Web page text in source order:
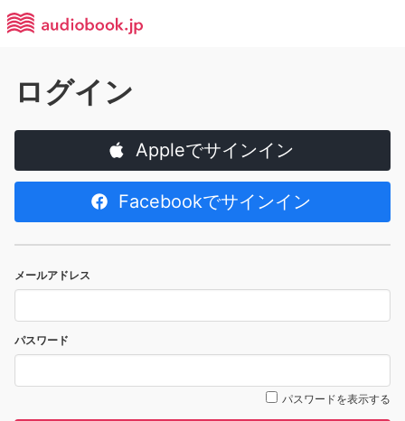
ログイン
Appleでサインイン
Facebookでサインイン
メールアドレス
パスワード
パスワードを表示する